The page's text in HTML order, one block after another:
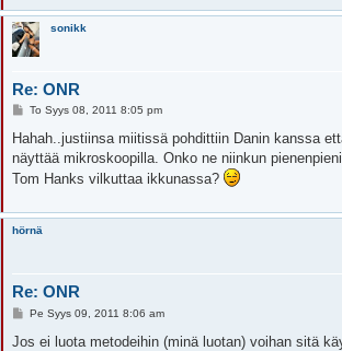
sonikk
Re: ONR
V
e
t
i
To Syys 08, 2011 8:05 pm
Hahah..justiinsa miitissä pohdittiin Danin kanssa
näyttää mikroskoopilla. Onko ne niinkun
Tom Hanks vilkuttaa ikkunassa?
hörnä
Re: ONR
V
e
Pe Syys 09, 2011 8:06 am
Jos ei luota metodeihin (minä luotan) voihan sitä